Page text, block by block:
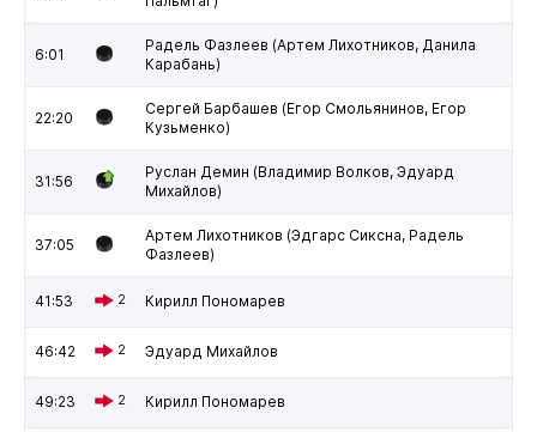
6:01
Радель Фазлеев (Артем Лихотников, Данила
Карабань)
22:20
Сергей Барбашев (Егор Смольянинов, Егор
Кузьменко)
31:56
Руслан Демин (Владимир Волков, Эдуард
Михайлов)
37:05
Артем Лихотников (Эдгарс Сиксна, Радель
Фазлеев)
41:53 2 Кирилл Пономарев
46:42 2 Эдуард Михайлов
49:23 2 Кирилл Пономарев